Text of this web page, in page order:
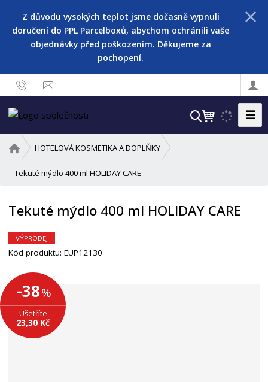
Z důvodu vysokých teplot jsme dočasně vypnuli
doručení do PPL Parcelboxů, abychom ochránili vaše
objednávky před poškozením. Děkujeme za
pochopení.
V
a
☰
v
o
í
t
r
n
a
HOTELOVÁ KOSMETIKA A DOPLŇKY
Tekuté mýdlo 400 ml HOLIDAY CARE
Tekuté mýdlo 400 ml HOLIDAY CARE
VÝPRODEJ
Kód produktu:EUP12130
-38%
Ušetříte
23,30 Kč